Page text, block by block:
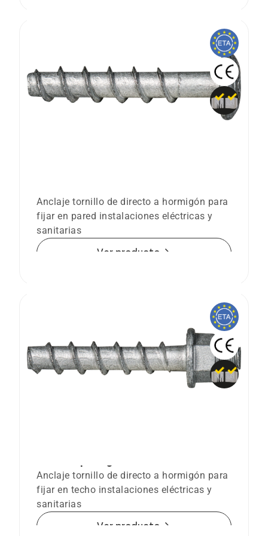
Anclaje tornillo de directo a hormigón para
fijar en pared instalaciones eléctricas y
sanitarias
Ver producto arrow_forward
Anclaje tornillo de directo a hormigón para
fijar en techo instalaciones eléctricas y
sanitarias
Ver producto arrow_forward